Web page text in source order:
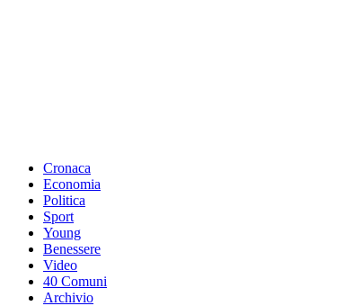
Cronaca
Economia
Politica
Sport
Young
Benessere
Video
40 Comuni
Archivio